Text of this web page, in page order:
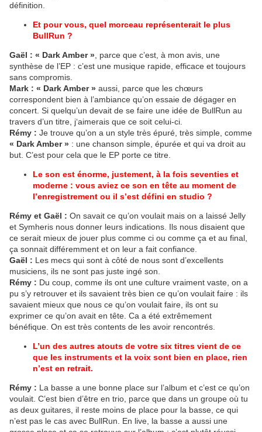
définition.
Et pour vous, quel morceau représenterait le plus
BullRun ?
Gaël : « Dark Amber » , parce que c’est, à mon avis, une
synthèse de l’EP : c’est une musique rapide, efficace et toujours
sans compromis.
Mark : « Dark Amber » aussi, parce que les chœurs
correspondent bien à l’ambiance qu’on essaie de dégager en
concert. Si quelqu’un devait de se faire une idée de BullRun au
travers d’un titre, j‘aimerais que ce soit celui-ci.
Rémy : Je trouve qu’on a un style très épuré, très simple, comme
« Dark Amber » : une chanson simple, épurée et qui va droit au
but. C’est pour cela que le EP porte ce titre.
Le son est énorme, justement, à la fois seventies et
moderne : vous aviez ce son en tête au moment de
l’enregistrement ou il s’est défini en studio ?
Rémy et Gaël : On savait ce qu’on voulait mais on a laissé Jelly
et Symheris nous donner leurs indications. Ils nous disaient que
ce serait mieux de jouer plus comme ci ou comme ça et au final,
ça sonnait différemment et on leur a fait confiance.
Gaël : Les mecs qui sont à côté de nous sont d’excellents
musiciens, ils ne sont pas juste ingé son.
Rémy : Du coup, comme ils ont une culture vraiment vaste, on a
pu s’y retrouver et ils savaient très bien ce qu’on voulait faire : ils
savaient mieux que nous ce qu’on voulait faire, ils ont su
exprimer ce qu’on avait en tête. Ca a été extrêmement
bénéfique. On est très contents de les avoir rencontrés.
L’un des autres atouts de votre six titres vient de ce
que les instruments et la voix sont bien en place, rien
n’est en retrait.
Rémy : La basse a une bonne place sur l’album et c’est ce qu’on
voulait. C’est bien d’être en trio, parce que dans un groupe où tu
as deux guitares, il reste moins de place pour la basse, ce qui
n’est pas le cas avec BullRun. En live, la basse a aussi une